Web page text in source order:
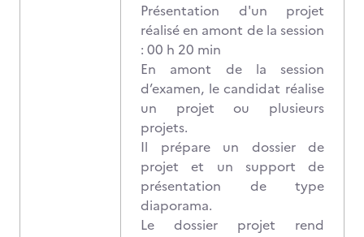
Présentation d'un projet
réalisé en amont de la session
: 00 h 20 min
En amont de la session
d’examen, le candidat réalise
un projet ou plusieurs
projets.
Il prépare un dossier de
projet et un support de
présentation de type
diaporama.
Le dossier projet rend